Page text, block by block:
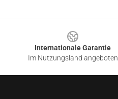
Internationale Garantie
Im Nutzungsland angeboten